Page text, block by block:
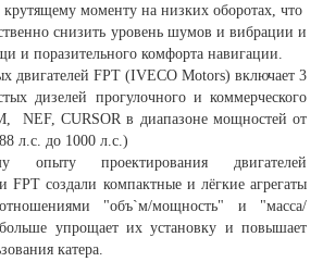
моменту на низких оборотах, что
снизить уровень шумов и вибрации и
и поразительного комфорта навигации.
двигателей FPT (IVECO Motors) включает 3
дизелей прогулочного и коммерческого
NEF, CURSOR в диапазоне мощностей от
л.с. до 1000 л.с.)
опыту проектирования двигателей
FPT создали компактные и лёгкие агрегаты
"объ`м/мощность" и "масса/
упрощает их установку и повышает
катера.